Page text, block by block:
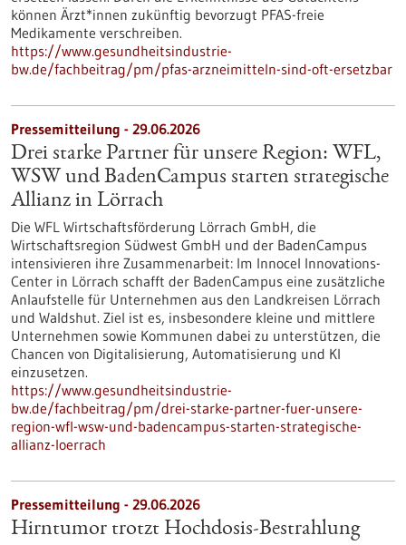
können Ärzt*innen zukünftig bevorzugt PFAS-freie
Medikamente verschreiben.
https://www.gesundheitsindustrie-
bw.de/fachbeitrag/pm/pfas-arzneimitteln-sind-oft-ersetzbar
Pressemitteilung - 29.06.2026
Drei starke Partner für unsere Region: WFL,
WSW und BadenCampus starten strategische
Allianz in Lörrach
Die WFL Wirtschaftsförderung Lörrach GmbH, die
Wirtschaftsregion Südwest GmbH und der BadenCampus
intensivieren ihre Zusammenarbeit: Im Innocel Innovations-
Center in Lörrach schafft der BadenCampus eine zusätzliche
Anlaufstelle für Unternehmen aus den Landkreisen Lörrach
und Waldshut. Ziel ist es, insbesondere kleine und mittlere
Unternehmen sowie Kommunen dabei zu unterstützen, die
Chancen von Digitalisierung, Automatisierung und KI
einzusetzen.
https://www.gesundheitsindustrie-
bw.de/fachbeitrag/pm/drei-starke-partner-fuer-unsere-
region-wfl-wsw-und-badencampus-starten-strategische-
allianz-loerrach
Pressemitteilung - 29.06.2026
Hirntumor trotzt Hochdosis-Bestrahlung